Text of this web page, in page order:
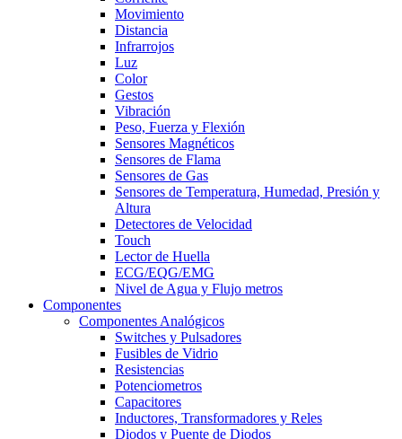
Movimiento
Distancia
Infrarrojos
Luz
Color
Gestos
Vibración
Peso, Fuerza y Flexión
Sensores Magnéticos
Sensores de Flama
Sensores de Gas
Sensores de Temperatura, Humedad, Presión y
Altura
Detectores de Velocidad
Touch
Lector de Huella
ECG/EQG/EMG
Nivel de Agua y Flujo metros
Componentes
Componentes Analógicos
Switches y Pulsadores
Fusibles de Vidrio
Resistencias
Potenciometros
Capacitores
Inductores, Transformadores y Reles
Diodos y Puente de Diodos